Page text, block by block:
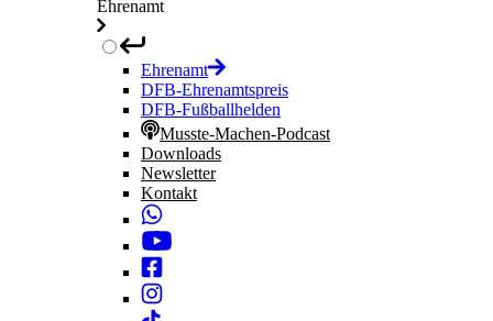
Ehrenamt
Ehrenamt
DFB-Ehrenamtspreis
DFB-Fußballhelden
Musste-Machen-Podcast
Downloads
Newsletter
Kontakt